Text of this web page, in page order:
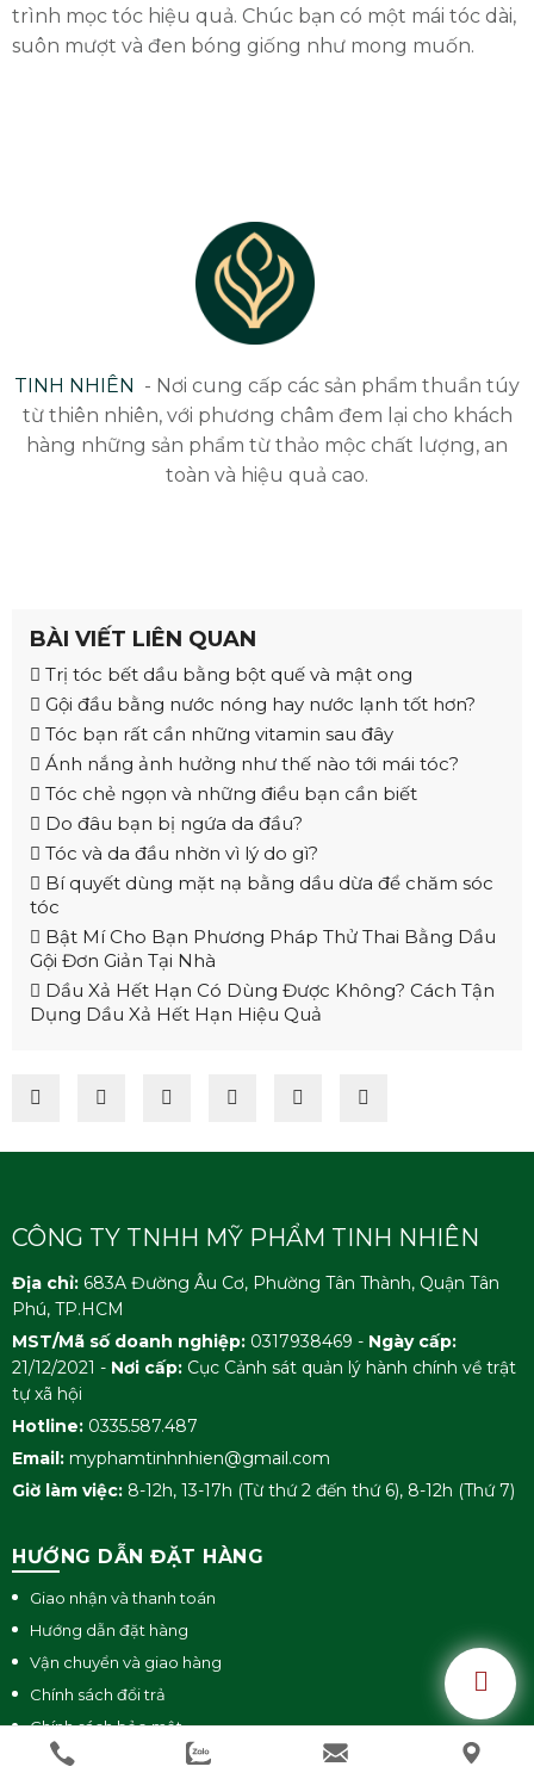
trình mọc tóc hiệu quả. Chúc bạn có một mái tóc dài,
suôn mượt và đen bóng giống như mong muốn.
TINH NHIÊN - Nơi cung cấp các sản phẩm thuần túy
từ thiên nhiên, với phương châm đem lại cho khách
hàng những sản phẩm từ thảo mộc chất lượng, an
toàn và hiệu quả cao.
BÀI VIẾT LIÊN QUAN
Trị tóc bết dầu bằng bột quế và mật ong
Gội đầu bằng nước nóng hay nước lạnh tốt hơn?
Tóc bạn rất cần những vitamin sau đây
Ánh nắng ảnh hưởng như thế nào tới mái tóc?
Tóc chẻ ngọn và những điều bạn cần biết
Do đâu bạn bị ngứa da đầu?
Tóc và da đầu nhờn vì lý do gì?
Bí quyết dùng mặt nạ bằng dầu dừa để chăm sóc
tóc
Bật Mí Cho Bạn Phương Pháp Thử Thai Bằng Dầu
Gội Đơn Giản Tại Nhà
Dầu Xả Hết Hạn Có Dùng Được Không? Cách Tận
Dụng Dầu Xả Hết Hạn Hiệu Quả
CÔNG TY TNHH MỸ PHẨM TINH NHIÊN
Địa chỉ: 683A Đường Âu Cơ, Phường Tân Thành, Quận Tân
Phú, TP.HCM
MST/Mã số doanh nghiệp: 0317938469 - Ngày cấp:
21/12/2021 - Nơi cấp: Cục Cảnh sát quản lý hành chính về trật
tự xã hội
Hotline: 0335.587.487
Email: myphamtinhnhien@gmail.com
Giờ làm việc: 8-12h, 13-17h (Từ thứ 2 đến thứ 6), 8-12h (Thứ 7)
HƯỚNG DẪN ĐẶT HÀNG
Giao nhận và thanh toán
Hướng dẫn đặt hàng
Vận chuyển và giao hàng
Chính sách đổi trả
Chính sách bảo mật
Chính sách đại lý